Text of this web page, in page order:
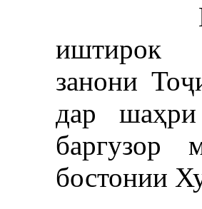
иштирок
занони
дар
баргузор
бостонии